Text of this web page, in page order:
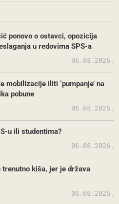
ponovo o ostavci, opozicija
u redovima SPS-a
06.08.2026.
mobilizacije iliti ‘pumpanje’ na
pobune
06.08.2026.
u ili studentima?
06.08.2026.
trenutno kiša, jer je država
06.08.2026.